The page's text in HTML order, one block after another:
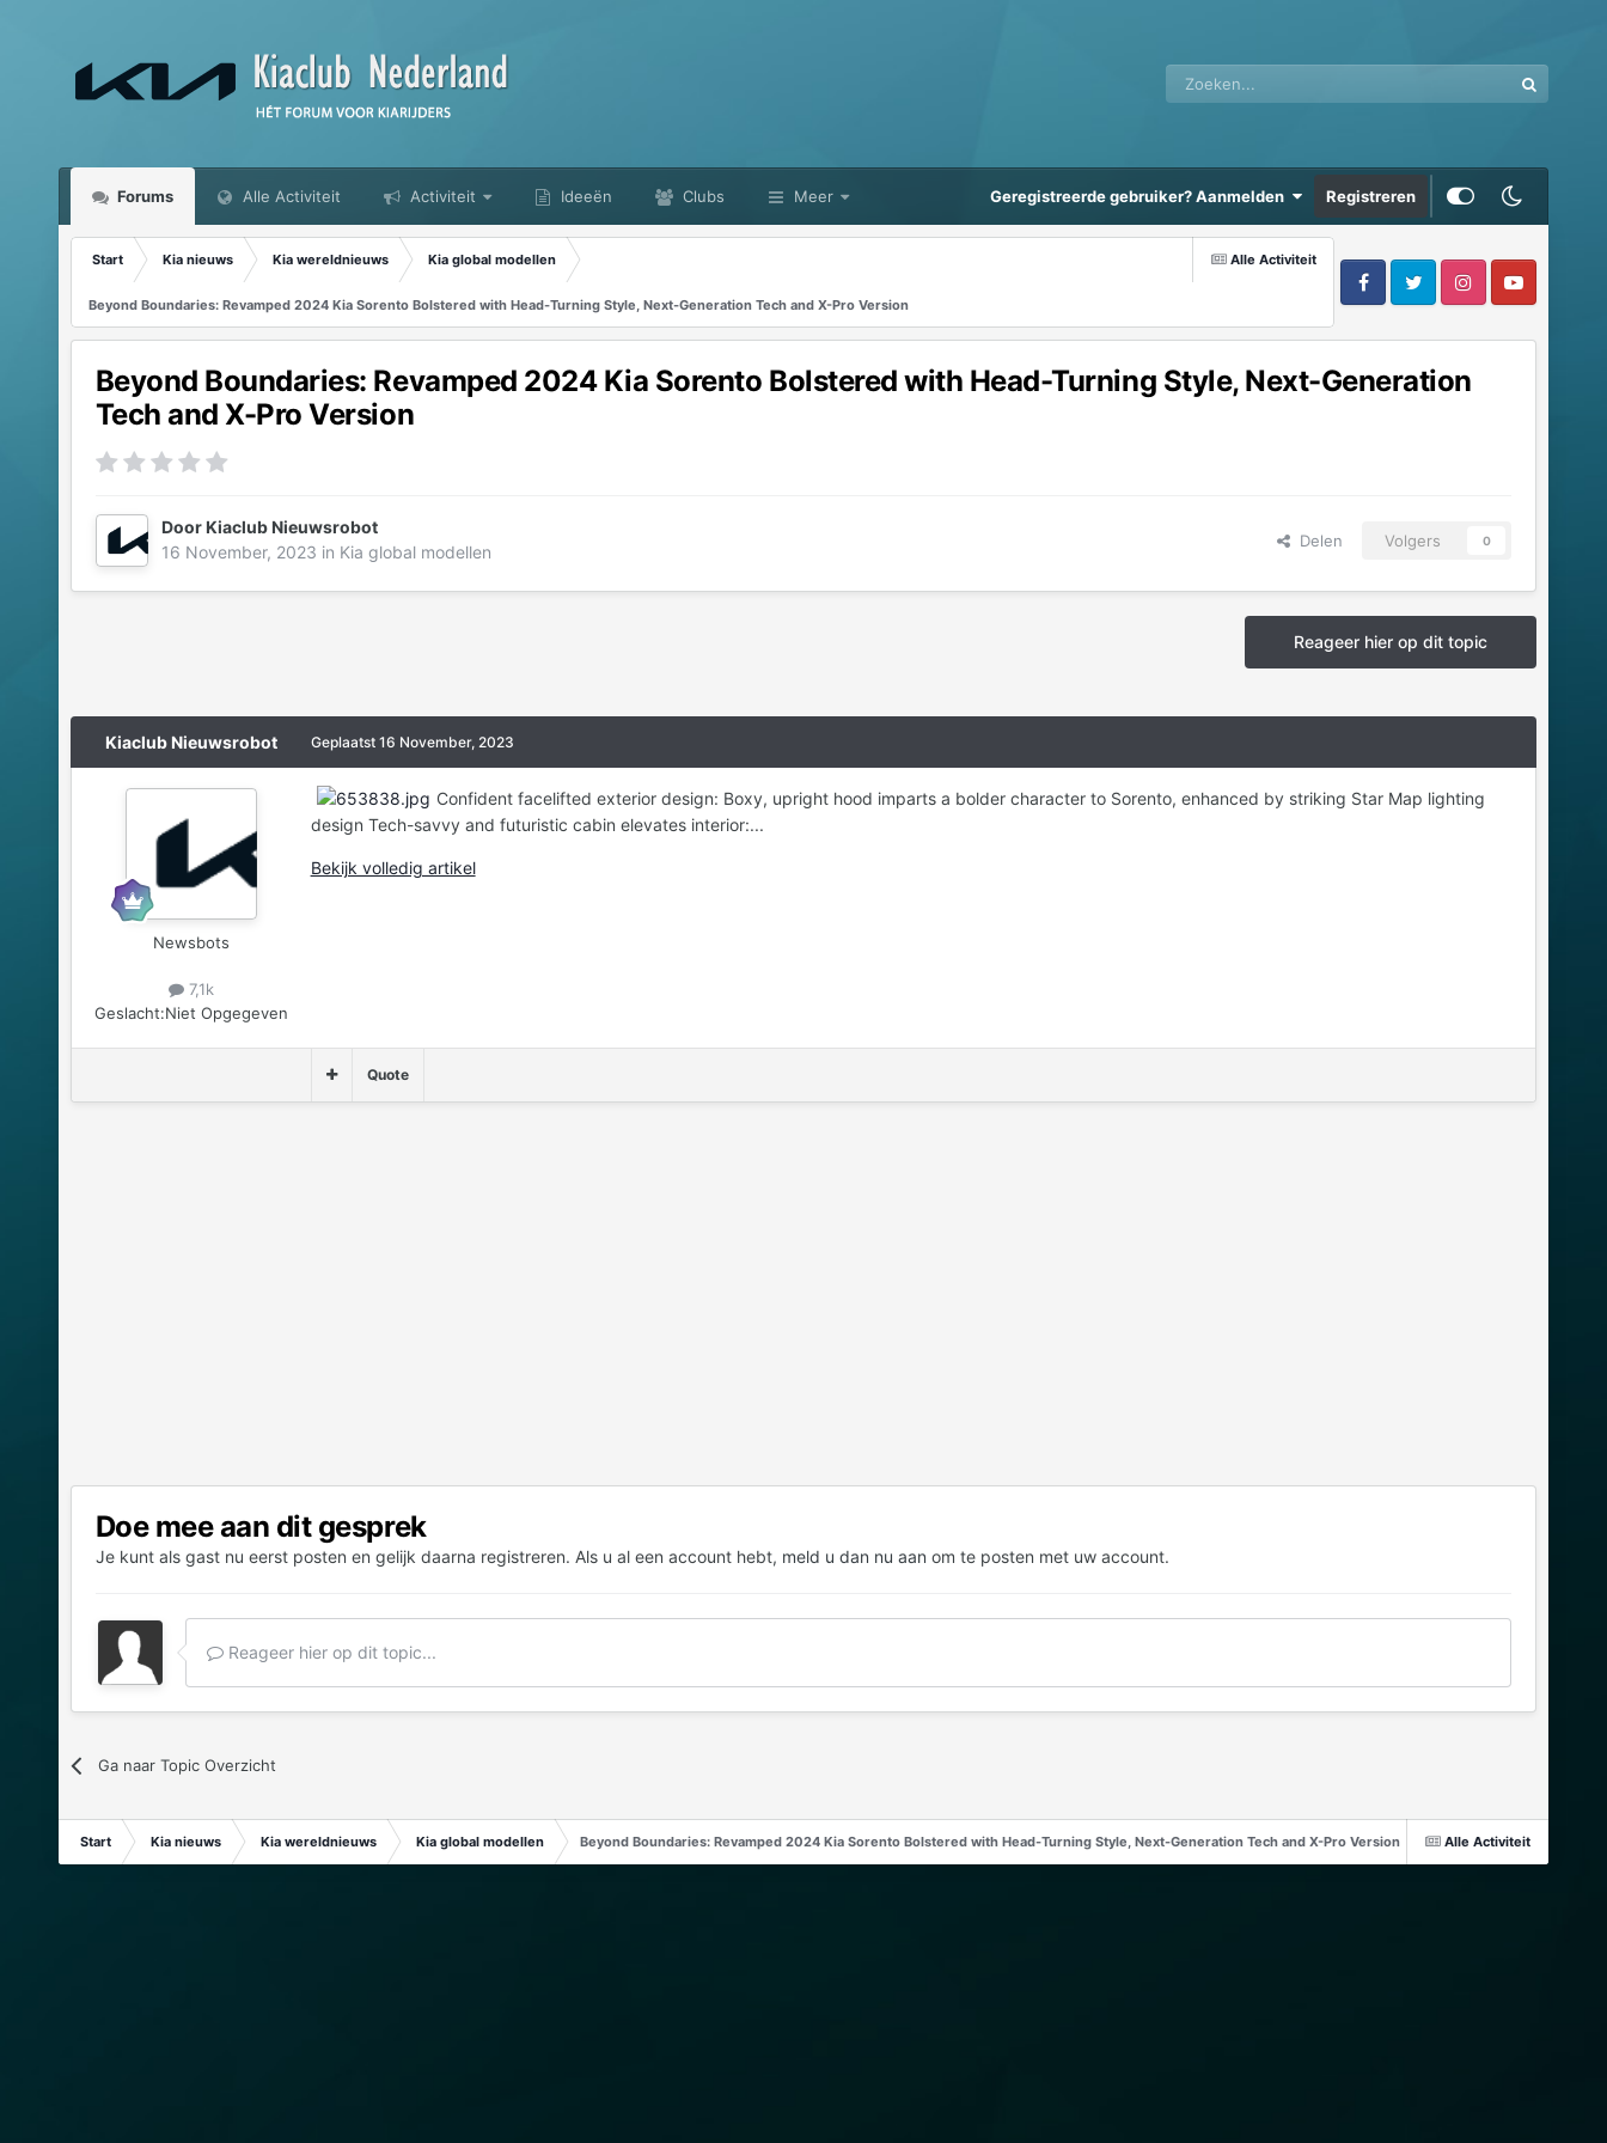
Forums Alle Activiteit Activiteit Ideeën Clubs Meer Geregistreerde gebruiker? Aanmelden Registreren
Alle Activiteit
Start Kia nieuws Kia wereldnieuws Kia global modellen
Beyond Boundaries: Revamped 2024 Kia Sorento Bolstered with Head-Turning Style, Next-Generation Tech and X-Pro Version
Beyond Boundaries: Revamped 2024 Kia Sorento Bolstered with Head-Turning Style, Next-Generation
Tech and X-Pro Version
DoorKiaclub Nieuwsrobot
16 November, 2023 in Kia global modellen
Delen Volgers 0
Reageer hier op dit topic
Kiaclub Nieuwsrobot
Newsbots
7,1k
Geslacht:Niet Opgegeven
Geplaatst 16 November, 2023
Confident facelifted exterior design: Boxy, upright hood imparts a bolder character to Sorento, enhanced by striking Star Map lighting
design Tech-savvy and futuristic cabin elevates interior:...
Bekijk volledig artikel
Quote
Doe mee aan dit gesprek
Je kunt als gast nu eerst posten en gelijk daarna registreren. Als u al een account hebt, meld u dan nu aan om te posten met uw account.
Reageer hier op dit topic...
Ga naar Topic Overzicht
Alle Activiteit
Start Kia nieuws Kia wereldnieuws Kia global modellen Beyond Boundaries: Revamped 2024 Kia Sorento Bolstered with Head-Turning Style, Next-Generation Tech and X-Pro Version